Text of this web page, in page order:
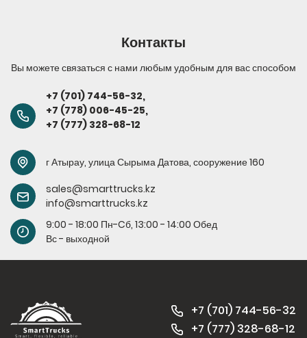
Контакты
Вы можете связаться с нами любым удобным для вас способом
+7 (701) 744-56-32,
+7 (778) 006-45-25,
+7 (777) 328-68-12
г Атырау, улица Сырыма Датова, сооружение 160
sales@smarttrucks.kz
info@smarttrucks.kz
9:00 - 18:00 Пн-Cб, 13:00 - 14:00 Обед
Вс - выходной
+7 (701) 744-56-32
+7 (777) 328-68-12